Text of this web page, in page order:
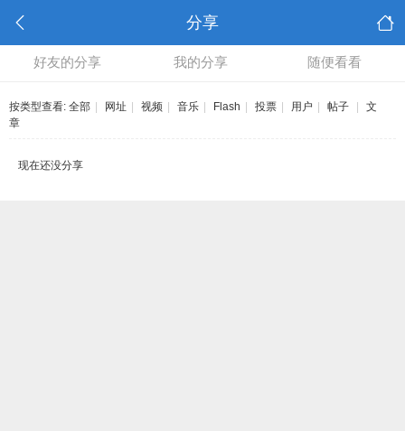
分享
好友的分享 我的分享 随便看看
按类型查看: 全部 网址 视频 音乐 Flash 投票 用户 帖子
文
章
现在还没分享